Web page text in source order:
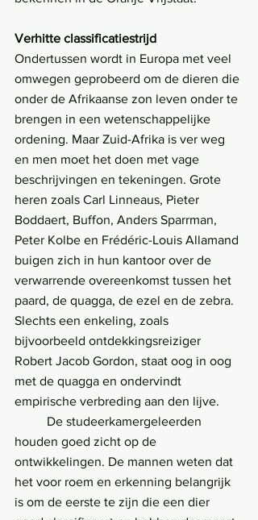
Verhitte classificatiestrijd
Ondertussen wordt in Europa met veel
omwegen geprobeerd om de dieren die
onder de Afrikaanse zon leven onder te
brengen in een wetenschappelijke
ordening. Maar Zuid-Afrika is ver weg
en men moet het doen met vage
beschrijvingen en tekeningen. Grote
heren zoals Carl Linneaus, Pieter
Boddaert, Buffon, Anders Sparrman,
Peter Kolbe en Frédéric-Louis Allamand
buigen zich in hun kantoor over de
verwarrende overeenkomst tussen het
paard, de quagga, de ezel en de zebra.
Slechts een enkeling, zoals
bijvoorbeeld ontdekkingsreiziger
Robert Jacob Gordon, staat oog in oog
met de quagga en ondervindt
empirische verbreding aan den lijve.
houden goed zicht op de
ontwikkelingen. De mannen weten dat
het voor roem en erkenning belangrijk
is om de eerste te zijn die een dier